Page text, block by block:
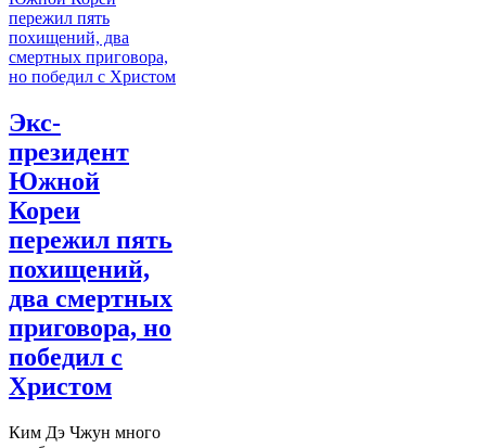
Экс-
президент
Южной
Кореи
пережил пять
похищений,
два смертных
приговора, но
победил с
Христом
Ким Дэ Чжун много